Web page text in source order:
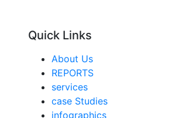
Quick Links
About Us
REPORTS
services
case Studies
infographics